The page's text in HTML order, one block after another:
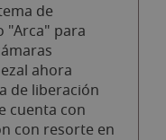
de
"Arca" para
ahora
de liberación
cuenta con
con resorte en